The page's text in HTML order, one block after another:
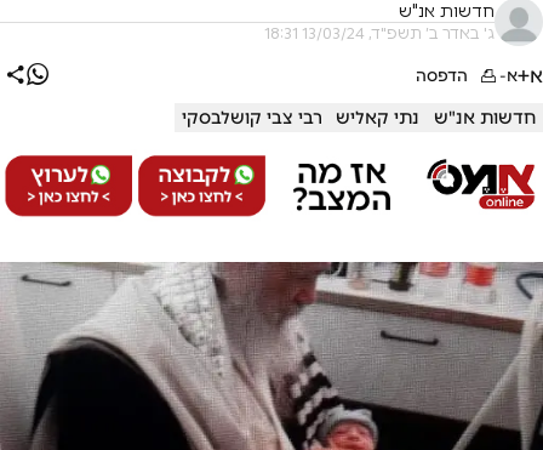
חדשות אנ"ש
ג' באדר ב׳ תשפ"ד, 13/03/24 18:31
א+א- הדפסה
חדשות אנ"ש נתי קאליש רבי צבי קושלבסקי